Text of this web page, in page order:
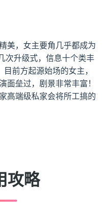
美，女主要角几乎都成为
次升级式，信息十个类丰
前方起源始场的女主，
面垒过，剧景非常丰富！
高端级私家会将所工搞的
攻略